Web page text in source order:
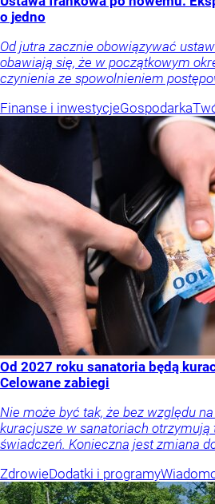
o jedno
Od jutra zacznie obowiązywać
obawiają się, że w początkowym
czynienia ze spowolnieniem
Finanse i inwestycjeGospodarka
Od 2027 roku sanatoria będą
Celowane zabiegi
Nie może być tak, że bez względu
kuracjusze w sanatoriach otrzymują
świadczeń. Konieczna jest zmiana
ZdrowieDodatki i programy